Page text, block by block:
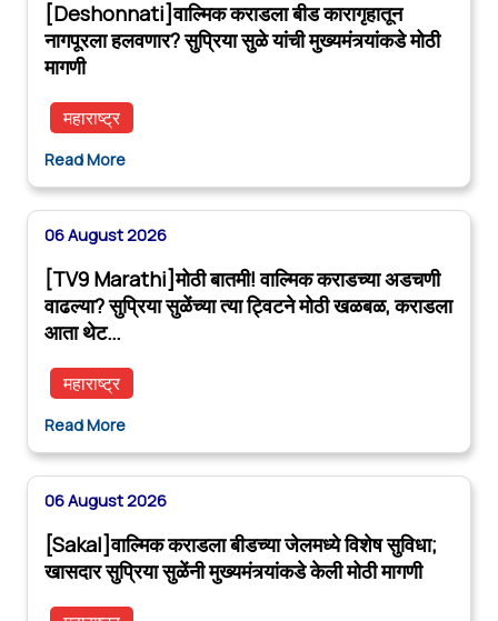
[Deshonnati]वाल्मिक कराडला बीड कारागृहातून
नागपूरला हलवणार? सुप्रिया सुळे यांची मुख्यमंत्र्यांकडे मोठी
मागणी
महाराष्ट्र
Read More
06 August 2026
[TV9 Marathi]मोठी बातमी! वाल्मिक कराडच्या अडचणी
वाढल्या? सुप्रिया सुळेंच्या त्या ट्विटने मोठी खळबळ, कराडला
आता थेट…
महाराष्ट्र
Read More
06 August 2026
[Sakal]वाल्मिक कराडला बीडच्या जेलमध्ये विशेष सुविधा;
खासदार सुप्रिया सुळेंनी मुख्यमंत्र्यांकडे केली मोठी मागणी